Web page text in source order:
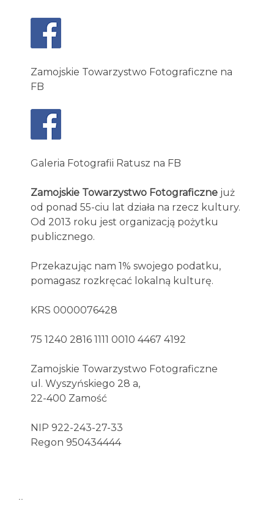
Zamojskie Towarzystwo Fotograficzne na
FB
Galeria Fotografii Ratusz na FB
Zamojskie Towarzystwo Fotograficzne już
od ponad 55-ciu lat działa na rzecz kultury.
Od 2013 roku jest organizacją pożytku
publicznego.
Przekazując nam 1% swojego podatku,
pomagasz rozkręcać lokalną kulturę.
KRS 0000076428
75 1240 2816 1111 0010 4467 4192
Zamojskie Towarzystwo Fotograficzne
ul. Wyszyńskiego 28 a,
22-400 Zamość
NIP 922-243-27-33
Regon 950434444
..